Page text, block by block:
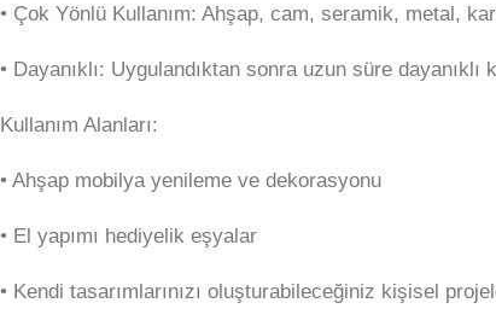
•⁠ ⁠Çok Yönlü Kullanım: Ahşap, cam, seramik, metal,
•⁠ ⁠Dayanıklı: Uygulandıktan sonra uzun süre dayanıklı
Kullanım Alanları:
•⁠ ⁠Ahşap mobilya yenileme ve dekorasyonu
•⁠ ⁠El yapımı hediyelik eşyalar
•⁠ ⁠Kendi tasarımlarınızı oluşturabileceğiniz kişisel